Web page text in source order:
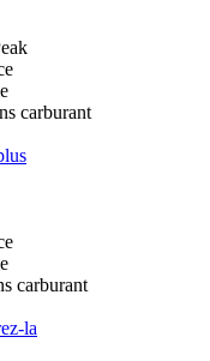
carburant
carburant
la